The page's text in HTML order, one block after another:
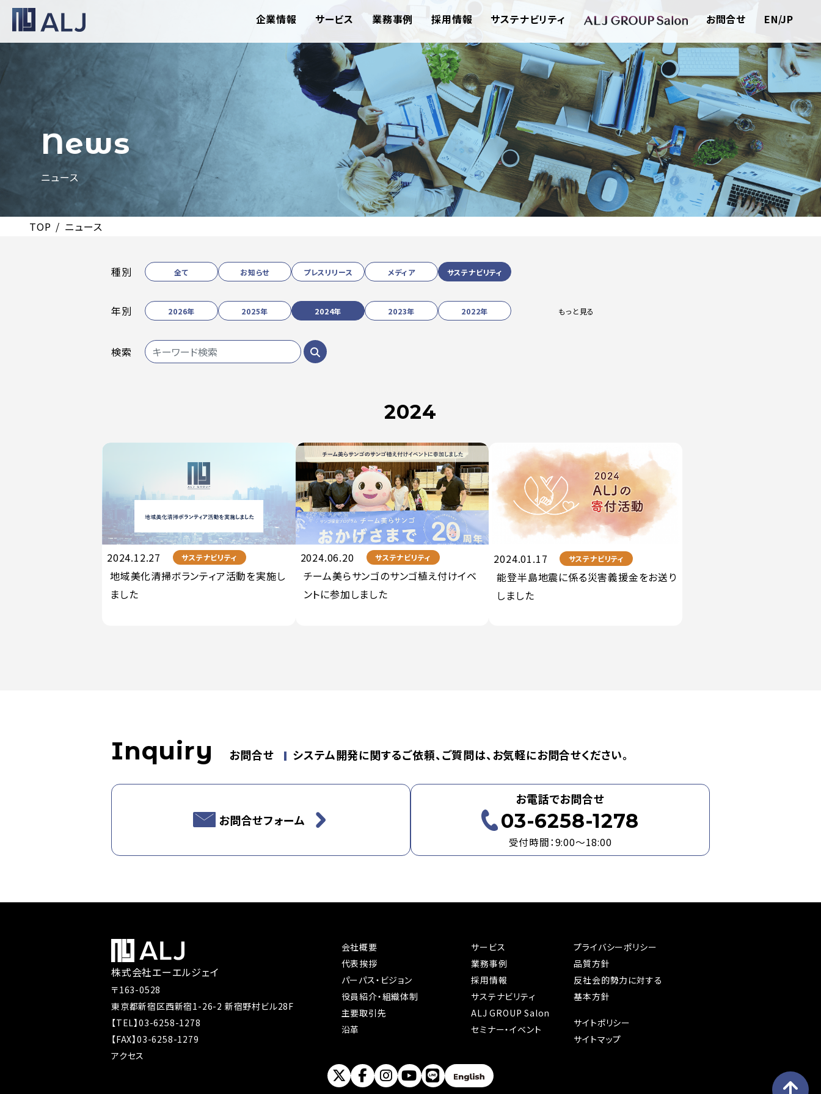
企業情報 サービス 業務事例 採用情報 サステナビリティ お問合せ EN/JP
News
ニュース
TOP ニュース
種別 全て お知らせ プレスリリース メディア サステナビリティ
年別 2026年 2025年 2024年 2023年 2022年 もっと見る
検索
2024
2024.12.27 サステナビリティ
地域美化清掃ボランティア活動を実施し
ました
2024.06.20 サステナビリティ
チーム美らサンゴのサンゴ植え付けイベ
ントに参加しました
2024.01.17 サステナビリティ
能登半島地震に係る災害義援金をお送り
しました
Inquiry お問合せ システム開発に関するご依頼、ご質問は、お気軽にお問合せください。
お問合せフォーム
お電話でお問合せ
03-6258-1278
受付時間：9:00～18:00
株式会社エーエルジェイ
〒163-0528
東京都新宿区西新宿1-26-2 新宿野村ビル28F
【TEL】03-6258-1278
【FAX】03-6258-1279
アクセス
会社概要
代表挨拶
パーパス・ビジョン
役員紹介・組織体制
主要取引先
沿革
サービス
業務事例
採用情報
サステナビリティ
ALJ GROUP Salon
セミナー・イベント
プライバシーポリシー
品質方針
反社会的勢力に対する
基本方針
サイトポリシー
サイトマップ